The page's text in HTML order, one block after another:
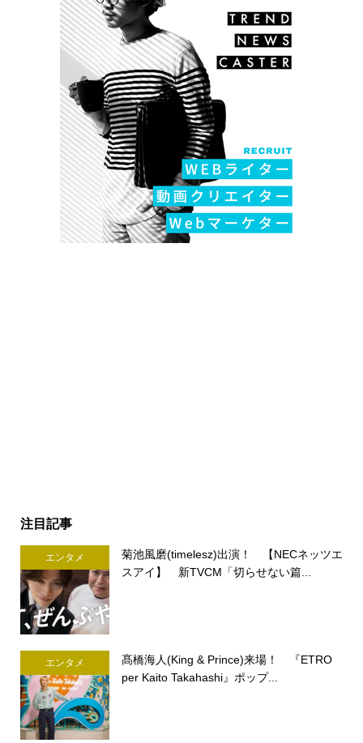
注目記事
エンタメ
菊池風磨(timelesz)出演！ 【NECネッツエ
スアイ】 新TVCM「切らせない篇...
エンタメ
髙橋海人(King & Prince)来場！ 『ETRO
per Kaito Takahashi』ポップ...